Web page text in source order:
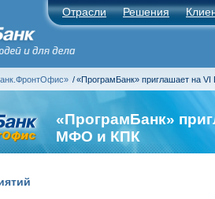
Отрасли Решения
/ «ПрограмБанк» приглашает на
«ПрограмБанк»
МФО и КПК